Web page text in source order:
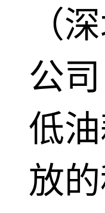
（
公司
低
放